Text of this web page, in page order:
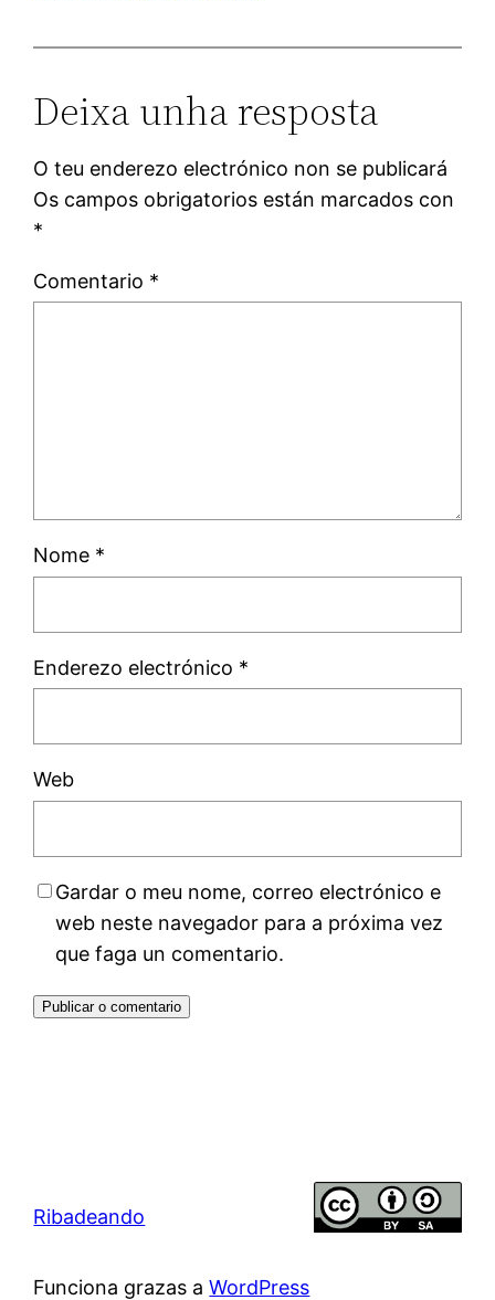
Deixa unha resposta
O teu enderezo electrónico non se publicará
Os campos obrigatorios están marcados con
*
Comentario *
Nome *
Enderezo electrónico *
Web
Gardar o meu nome, correo electrónico e
web neste navegador para a próxima vez
que faga un comentario.
Ribadeando
Funciona grazas aWordPress